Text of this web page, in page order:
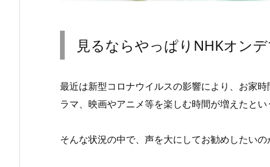
見るならやっぱりNHKオン
最近は新型コロナウイルスの影響により、お家
ラマ、映画やアニメ等を楽しむ時間が増えたと
そんな状況の中で、声を大にしてお勧めしたいの